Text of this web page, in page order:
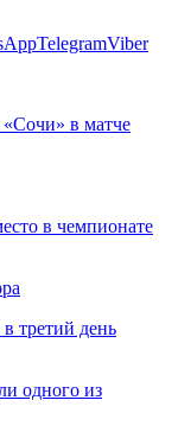
TelegramViber
в матче
в чемпионате
третий день
одного из